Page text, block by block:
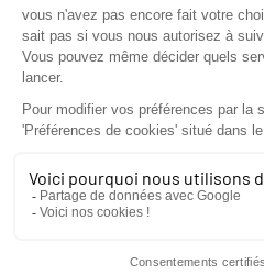
SENSIO FAS 100